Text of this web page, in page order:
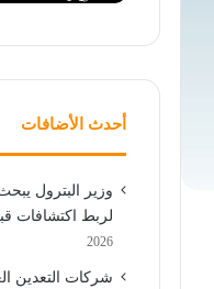
أحدث الأضافات
وزير البترول
لربط اكتشافات
2026